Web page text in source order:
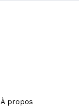
À propos